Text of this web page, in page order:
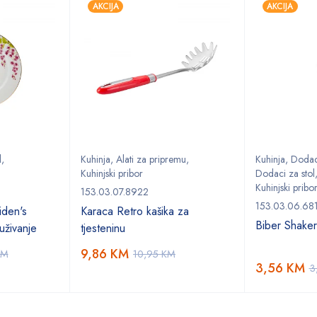
,
AKCIJA
Kuhinja, Alati za pripremu,
Kuhinjski pribor
153.03.07.8922
Karaca Retro kašika za
tjesteninu
10,95KM
9,86 KM
AKCIJA
Kuhinja,
Dodaci za stol,
Kuhinjski pribor
Biber
3,56 KM